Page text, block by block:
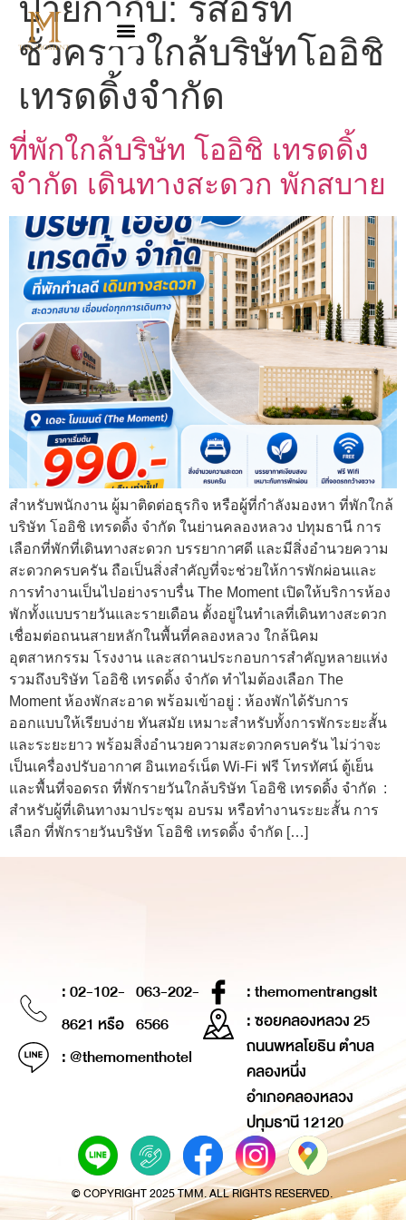
ป้ายกำกับ: รีสอร์ท
ชั่วคราวใกล้บริษัทโออิชิ
เทรดดิ้งจำกัด
ที่พักใกล้บริษัท โออิชิ เทรดดิ้ง
จำกัด เดินทางสะดวก พักสบาย
สำหรับพนักงาน ผู้มาติดต่อธุรกิจ หรือผู้ที่กำลังมองหา ที่พักใกล้
บริษัท โออิชิ เทรดดิ้ง จำกัด ในย่านคลองหลวง ปทุมธานี การ
เลือกที่พักที่เดินทางสะดวก บรรยากาศดี และมีสิ่งอำนวยความ
สะดวกครบครัน ถือเป็นสิ่งสำคัญที่จะช่วยให้การพักผ่อนและ
การทำงานเป็นไปอย่างราบรื่น The Moment เปิดให้บริการห้อง
พักทั้งแบบรายวันและรายเดือน ตั้งอยู่ในทำเลที่เดินทางสะดวก
เชื่อมต่อถนนสายหลักในพื้นที่คลองหลวง ใกล้นิคม
อุตสาหกรรม โรงงาน และสถานประกอบการสำคัญหลายแห่ง
รวมถึงบริษัท โออิชิ เทรดดิ้ง จำกัด ทำไมต้องเลือก The
Moment ห้องพักสะอาด พร้อมเข้าอยู่ : ห้องพักได้รับการ
ออกแบบให้เรียบง่าย ทันสมัย เหมาะสำหรับทั้งการพักระยะสั้น
และระยะยาว พร้อมสิ่งอำนวยความสะดวกครบครัน ไม่ว่าจะ
เป็นเครื่องปรับอากาศ อินเทอร์เน็ต Wi-Fi ฟรี โทรทัศน์ ตู้เย็น
และพื้นที่จอดรถ ที่พักรายวันใกล้บริษัท โออิชิ เทรดดิ้ง จำกัด :
สำหรับผู้ที่เดินทางมาประชุม อบรม หรือทำงานระยะสั้น การ
เลือก ที่พักรายวันบริษัท โออิชิ เทรดดิ้ง จำกัด […]
: 02-102-
8621 หรือ
063-202-
6566
: @themomenthotel
: themomentrangsit
: ซอยคลองหลวง 25
ถนนพหลโยธิน ตำบล
คลองหนึ่ง
อำเภอคลองหลวง
ปทุมธานี 12120
© COPYRIGHT 2025 TMM. ALL RIGHTS RESERVED.